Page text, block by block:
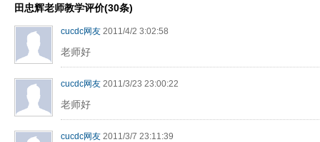
田忠辉老师教学评价(30条)
cucdc网友 2011/4/2 3:02:58
老师好
cucdc网友 2011/3/23 23:00:22
老师好
cucdc网友 2011/3/7 23:11:39